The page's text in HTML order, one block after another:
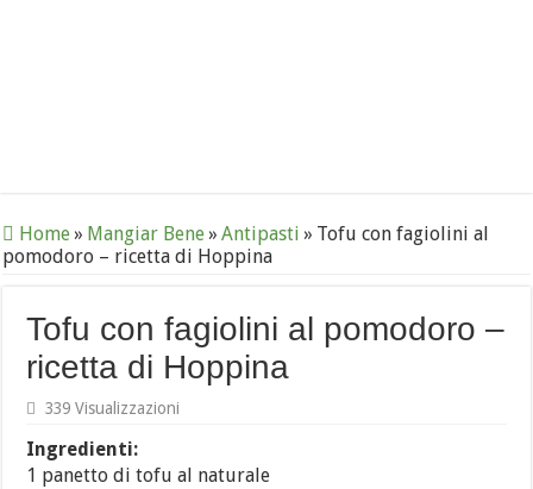
Home» Mangiar Bene» Antipasti » Tofu con fagiolini al
pomodoro – ricetta di Hoppina
Tofu con fagiolini al pomodoro –
ricetta di Hoppina
339 Visualizzazioni
Ingredienti:
1 panetto di tofu al naturale